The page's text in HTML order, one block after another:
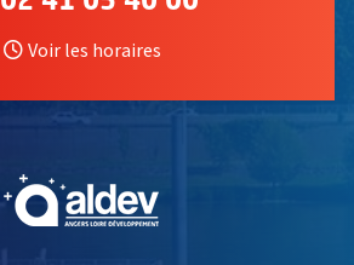
Voir les horaires